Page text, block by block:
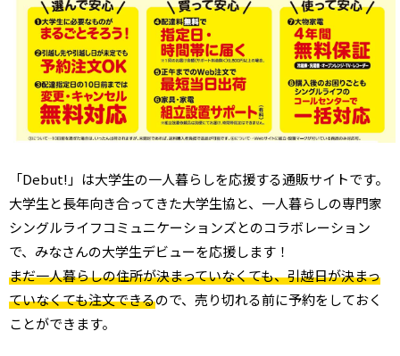
「Debut!」は大学生の一人暮らしを応援する通販サイトです。
大学生と長年向き合ってきた大学生協と、一人暮らしの専門家
シングルライフコミュニケーションズとのコラボレーション
で、みなさんの大学生デビューを応援します！
まだ一人暮らしの住所が決まっていなくても、引越日が決まっ
ていなくても注文できるので、売り切れる前に予約をしておく
ことができます。